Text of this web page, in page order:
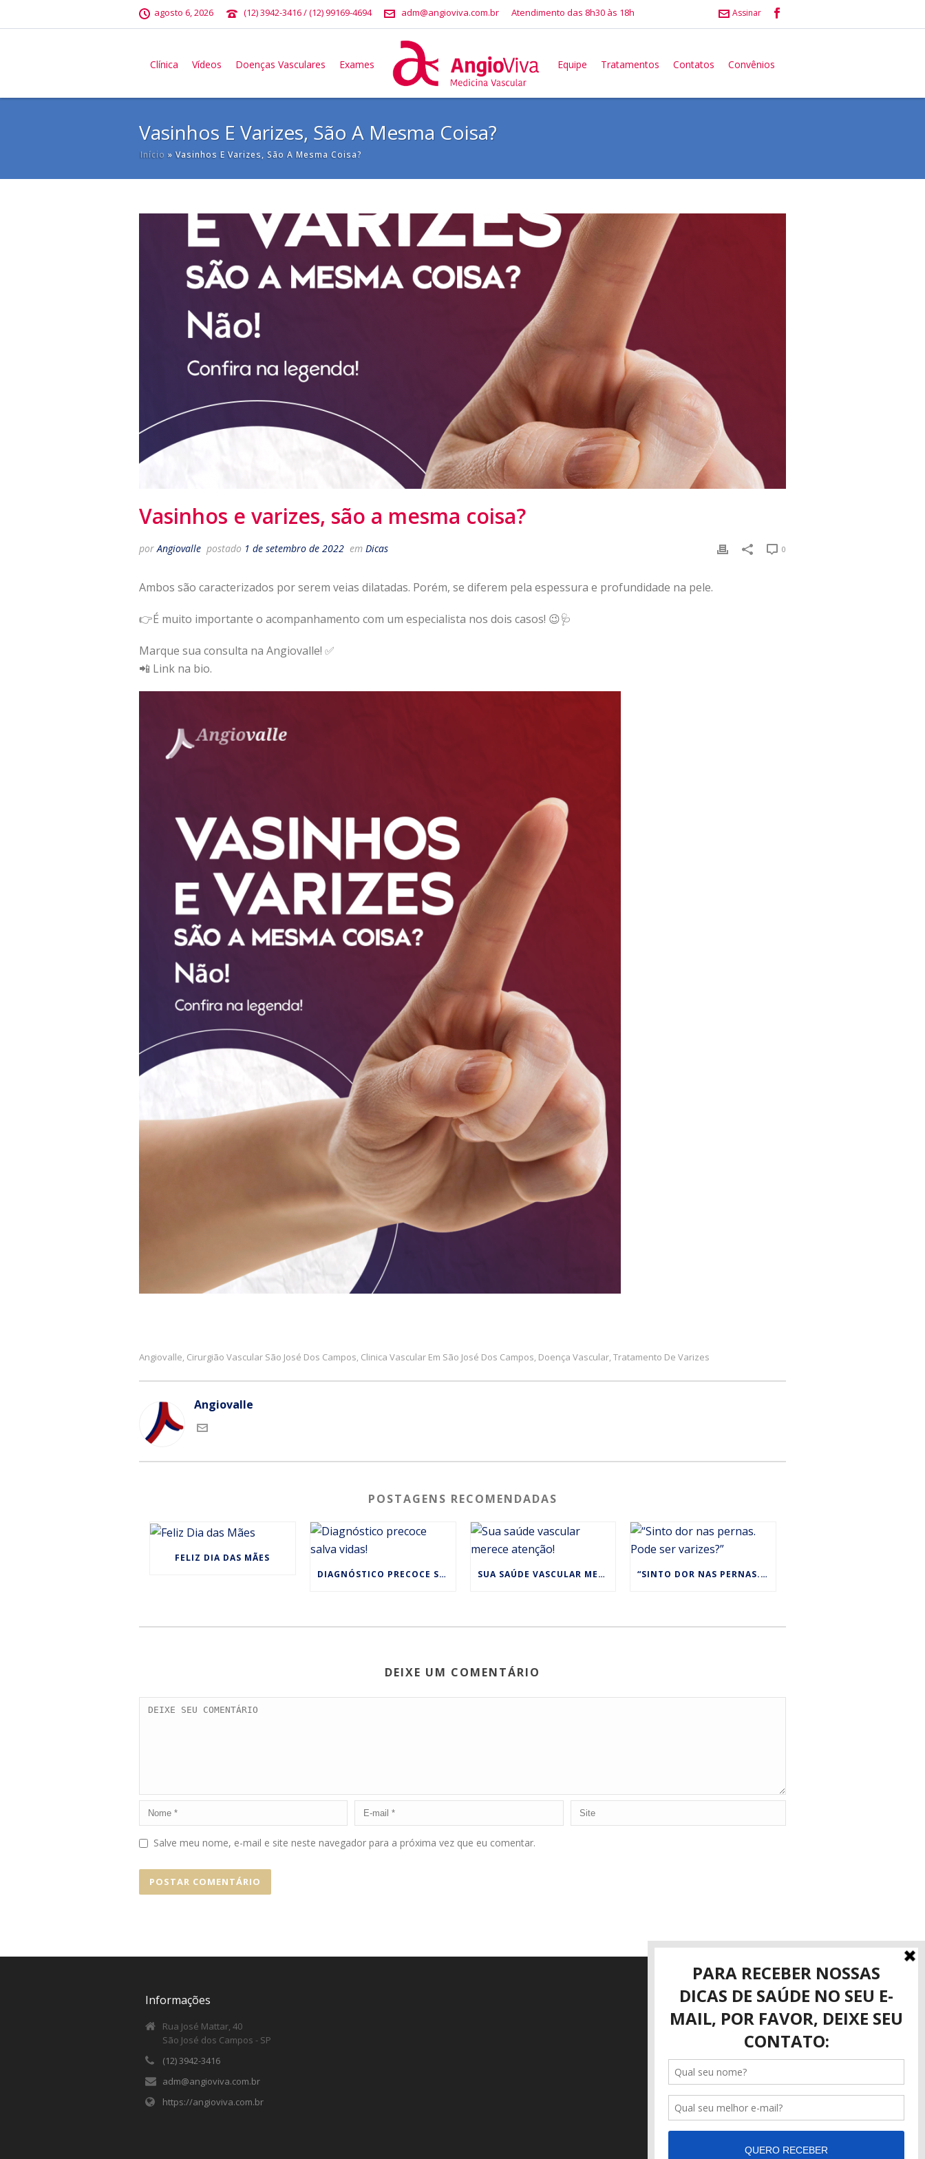
agosto 6, 2026 (12) 3942-3416 / (12) 99169-4694 adm@angioviva.com.br Atendimento das 8h30 às 18h Assinar
Clínica Vídeos Doenças Vasculares Exames Equipe Tratamentos Contatos Convênios
Vasinhos E Varizes, São A Mesma Coisa?
Início »Vasinhos E Varizes, São A Mesma Coisa?
Vasinhos e varizes, são a mesma coisa?
porAngiovalle postado 1 de setembro de 2022 em Dicas 0
Ambos são caracterizados por serem veias dilatadas. Porém, se diferem pela espessura e profundidade na pele.
👉É muito importante o acompanhamento com um especialista nos dois casos! 😉🩺
Marque sua consulta na Angiovalle! ✅
📲 Link na bio.
Angiovalle, Cirurgião Vascular São José Dos Campos, Clinica Vascular Em São José Dos Campos, Doença Vascular, Tratamento De Varizes
Angiovalle
POSTAGENS RECOMENDADAS
FELIZ DIA DAS MÃES
DIAGNÓSTICO PRECOCE SALVA VIDAS!
SUA SAÚDE VASCULAR MERECE ATENÇÃO! “SINTO DOR NAS PERNAS. PODE SER VARIZES?”
DEIXE UM COMENTÁRIO
Salve meu nome, e-mail e site neste navegador para a próxima vez que eu comentar.
Informações
Rua José Mattar, 40
São José dos Campos - SP
(12) 3942-3416
adm@angioviva.com.br
https://angioviva.com.br